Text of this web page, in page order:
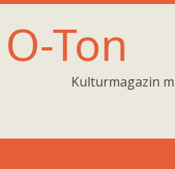
O-Ton
Kulturmagazin